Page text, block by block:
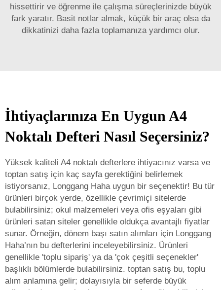
hissettirir ve öğrenme ile çalışma süreçlerinizde büyük
fark yaratır. Basit notlar almak, küçük bir araç olsa da
dikkatinizi daha fazla toplamanıza yardımcı olur.
İhtiyaçlarınıza En Uygun A4
Noktalı Defteri Nasıl Seçersiniz?
Yüksek kaliteli A4 noktalı defterlere ihtiyacınız varsa ve
toptan satış için kaç sayfa gerektiğini belirlemek
istiyorsanız, Longgang Haha uygun bir seçenektir! Bu tür
ürünleri birçok yerde, özellikle çevrimiçi sitelerde
bulabilirsiniz; okul malzemeleri veya ofis eşyaları gibi
ürünleri satan siteler genellikle oldukça avantajlı fiyatlar
sunar. Örneğin, dönem başı satın alımları için Longgang
Haha’nın bu defterlerini inceleyebilirsiniz. Ürünleri
genellikle 'toplu sipariş' ya da 'çok çeşitli seçenekler'
başlıklı bölümlerde bulabilirsiniz. toptan satış bu, toplu
alım anlamına gelir; dolayısıyla bir seferde büyük